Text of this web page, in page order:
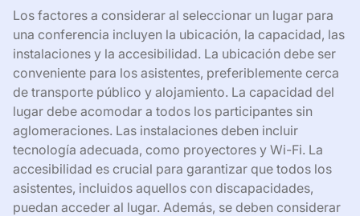
Los factores a considerar al seleccionar un lugar para
una conferencia incluyen la ubicación, la capacidad, las
instalaciones y la accesibilidad. La ubicación debe ser
conveniente para los asistentes, preferiblemente cerca
de transporte público y alojamiento. La capacidad del
lugar debe acomodar a todos los participantes sin
aglomeraciones. Las instalaciones deben incluir
tecnología adecuada, como proyectores y Wi-Fi. La
accesibilidad es crucial para garantizar que todos los
asistentes, incluidos aquellos con discapacidades,
puedan acceder al lugar. Además, se deben considerar